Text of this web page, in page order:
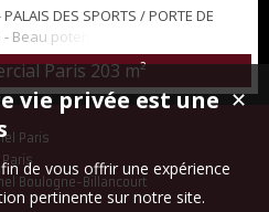
DES SPORTS / PORTE DE
- Beau potentiel pour ce local
la porte de Versailles et du Palais
grande hauteur sous plafond de
pour toutes activités
crèches, supermarché, etc... Si
Paris203 m²
Paris
Boulogne-Billancourt
✕
vie privée est une
de vous offrir une expérience
pertinente sur notre site.